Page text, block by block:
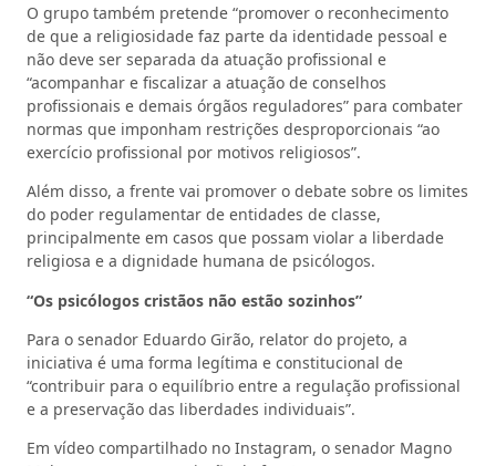
O grupo também pretende “promover o reconhecimento
de que a religiosidade faz parte da identidade pessoal e
não deve ser separada da atuação profissional e
“acompanhar e fiscalizar a atuação de conselhos
profissionais e demais órgãos reguladores” para combater
normas que imponham restrições desproporcionais “ao
exercício profissional por motivos religiosos”.
Além disso, a frente vai promover o debate sobre os limites
do poder regulamentar de entidades de classe,
principalmente em casos que possam violar a liberdade
religiosa e a dignidade humana de psicólogos.
“Os psicólogos cristãos não estão sozinhos”
Para o senador Eduardo Girão, relator do projeto, a
iniciativa é uma forma legítima e constitucional de
“contribuir para o equilíbrio entre a regulação profissional
e a preservação das liberdades individuais”.
Em vídeo compartilhado no Instagram, o senador Magno